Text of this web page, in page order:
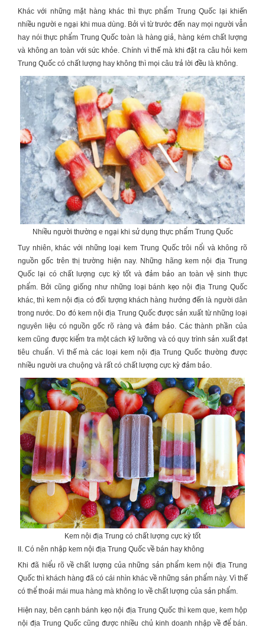
Khác với những mặt hàng khác thì thực phẩm Trung Quốc lại khiến
nhiều người e ngại khi mua dùng. Bởi vì từ trước đến nay mọi người vẫn
hay nói thực phẩm Trung Quốc toàn là hàng giả, hàng kém chất lượng
và không an toàn với sức khỏe. Chính vì thế mà khi đặt ra câu hỏi kem
Trung Quốc có chất lượng hay không thì mọi câu trả lời đều là không.
Nhiều người thường e ngại khi sử dụng thực phẩm Trung Quốc
Tuy nhiên, khác với những loại kem Trung Quốc trôi nổi và không rõ
nguồn gốc trên thị trường hiện nay. Những hãng kem nội địa Trung
Quốc lại có chất lượng cực kỳ tốt và đảm bảo an toàn vệ sinh thực
phẩm. Bởi cũng giống như những loại bánh kẹo nội địa Trung Quốc
khác, thì kem nội địa có đối tượng khách hàng hướng đến là người dân
trong nước. Do đó kem nội địa Trung Quốcđược sản xuất từ những loại
nguyên liệu có nguồn gốc rõ ràng và đảm bảo. Các thành phần của
kem cũng được kiểm tra một cách kỹ lưỡng và có quy trình sản xuất đạt
tiêu chuẩn. Vì thế mà các loại kem nội địa Trung Quốc thường được
nhiều người ưa chuộng và rất có chất lượng cực kỳ đảm bảo.
Kem nội địa Trung có chất lượng cực kỳ tốt
II. Có nên nhập kem nội địa Trung Quốc về bán hay không
Khi đã hiểu rõ về chất lượng của những sản phẩmkem nội địa Trung
Quốc thì khách hàng đã có cái nhìn khác về những sản phẩm này. Vì thế
có thể thoải mái mua hàng mà không lo về chất lượng của sản phẩm.
Hiện nay, bên cạnh bánh kẹo nội địa Trung Quốc thì kem que, kem hộp
nội địa Trung Quốc cũng được nhiều chủ kinh doanh nhập về để bán.